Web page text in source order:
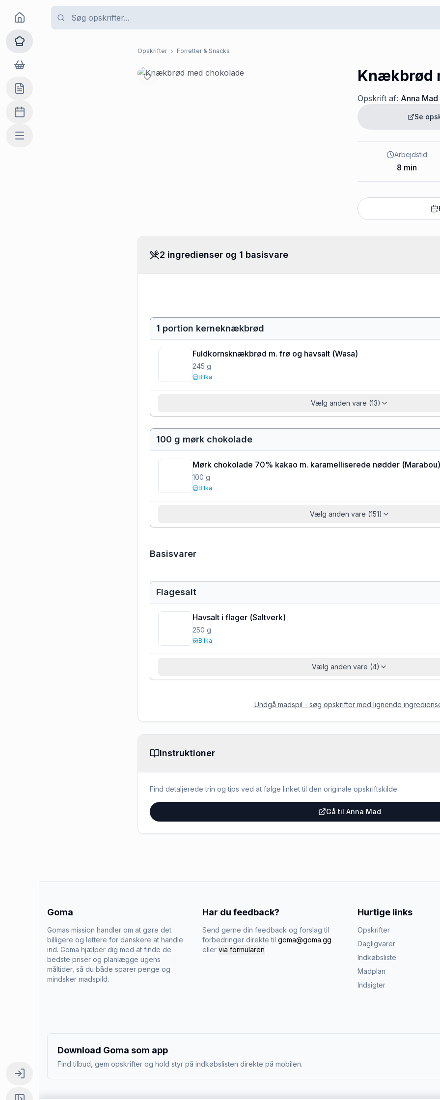
Goma
Opskrifter
Dagligvarer
Indkøbslisten
Madplan
Mere
Log ind
Opskrifter Forretter & Snacks
Knækbrød
Opskrift af: Anna Mad
Se
Arbejdstid
8 min
2 ingredienser og 1 basisvare
1 portion kerneknækbrød
Fuldkornsknækbrød m. frø og havsalt (Wasa)
245 g
Bilka
Vælg anden vare (13)
100 g mørk chokolade
Mørk chokolade 70% kakao m. karamelliserede nødder (Marabou)
100 g
Bilka
Vælg anden vare (151)
Basisvarer
Flagesalt
Havsalt i flager (Saltverk)
250 g
Bilka
Vælg anden vare (4)
Undgå madspil - søg opskrifter med lignende
Instruktioner
Find detaljerede trin og tips ved at følge linket til den originale opskriftskilde.
Gå til Anna Mad
Goma
Gomas mission handler om at gøre det
billigere og lettere for danskere at handle
ind. Goma hjælper dig med at finde de
bedste priser og planlægge ugens
måltider, så du både sparer penge og
mindsker madspild.
Har du feedback?
Send gerne din feedback og forslag til
forbedringer direkte til goma@goma.gg
eller via formularen
Hurtige links
Opskrifter
Dagligvarer
Indkøbsliste
Madplan
Indsigter
Download Goma som app
Find tilbud, gem opskrifter og hold styr på indkøbslisten direkte på mobilen.